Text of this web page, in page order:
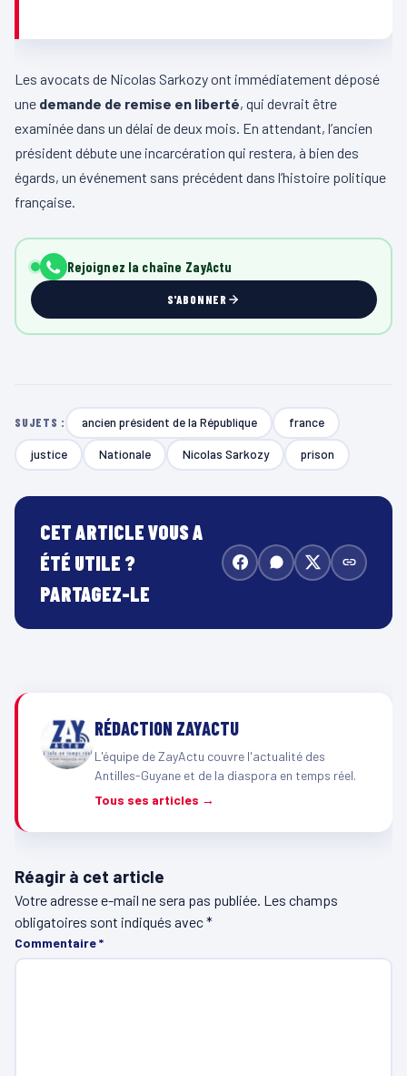
Les avocats de Nicolas Sarkozy ont immédiatement déposé
une demande de remise en liberté, qui devrait être
examinée dans un délai de deux mois. En attendant, l’ancien
président débute une incarcération qui restera, à bien des
égards, un événement sans précédent dans l’histoire politique
française.
Rejoignez la chaîne ZayActu
S'ABONNER
SUJETS : ancien président de la République france
justice Nationale Nicolas Sarkozy prison
CET ARTICLE VOUS A
ÉTÉ UTILE ?
PARTAGEZ-LE
RÉDACTION ZAYACTU
L'équipe de ZayActu couvre l'actualité des
Antilles-Guyane et de la diaspora en temps réel.
Tous ses articles →
Réagir à cet article
Votre adresse e-mail ne sera pas publiée. Les champs
obligatoires sont indiqués avec*
Commentaire*